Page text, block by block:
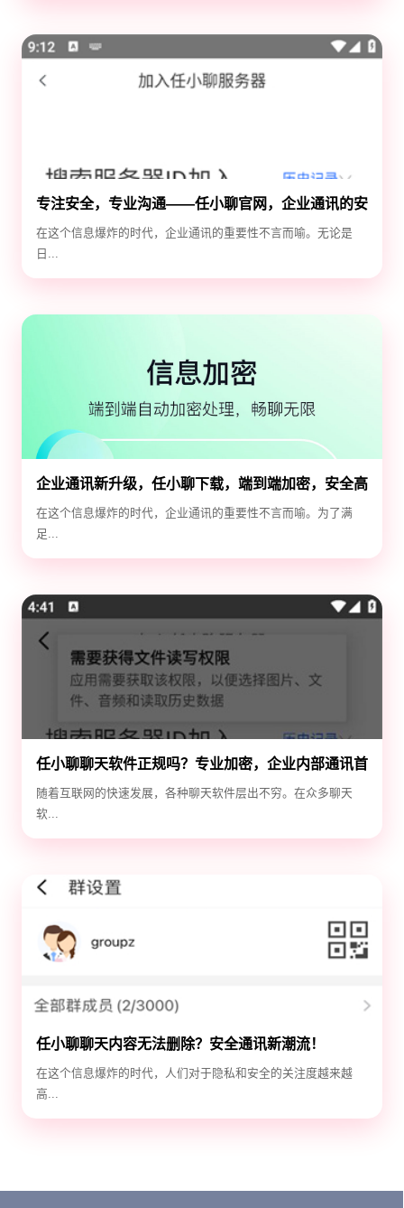
专注安全，专业沟通——任小聊官网，企业通讯的安
全守护神
在这个信息爆炸的时代，企业通讯的重要性不言而喻。无论是
日...
企业通讯新升级，任小聊下载，端到端加密，安全高
效！
在这个信息爆炸的时代，企业通讯的重要性不言而喻。为了满
足...
任小聊聊天软件正规吗？专业加密，企业内部通讯首
选！
随着互联网的快速发展，各种聊天软件层出不穷。在众多聊天
软...
任小聊聊天内容无法删除？安全通讯新潮流！
在这个信息爆炸的时代，人们对于隐私和安全的关注度越来越
高...